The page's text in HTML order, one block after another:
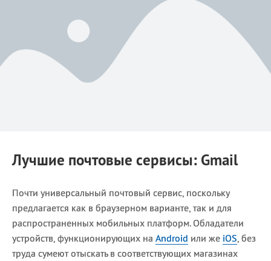
Лучшие почтовые сервисы: Gmail
Почти универсальный почтовый сервис, поскольку
предлагается как в браузерном варианте, так и для
распространенных мобильных платформ. Обладатели
устройств, функционирующих на Android или же iOS , без
труда сумеют отыскать в соответствующих магазинах